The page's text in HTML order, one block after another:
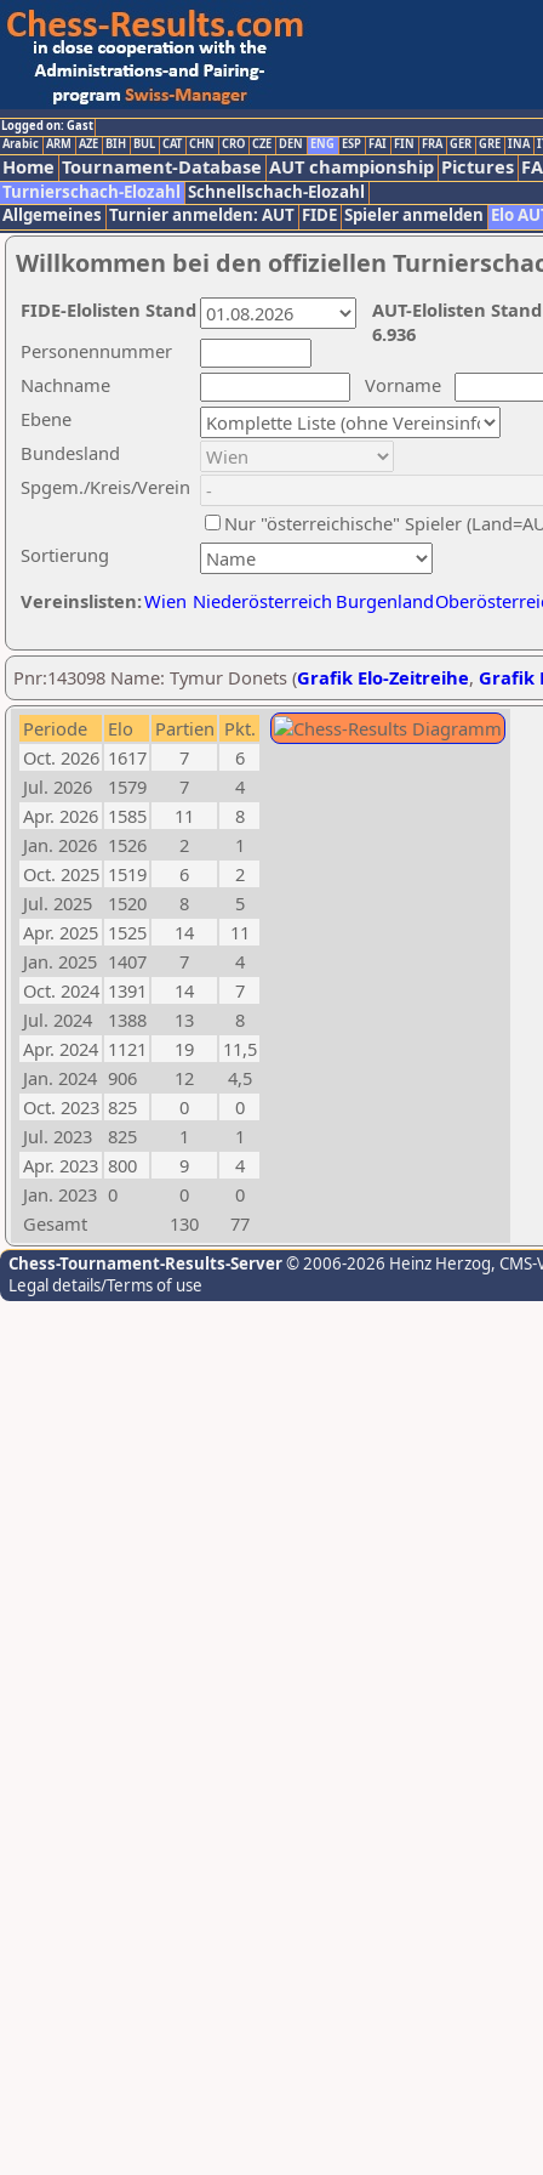
Logged on: Gast
Arabic ARM AZE BIH BUL CAT CHN CRO CZE DEN ENG ESP FAI FIN FRA GER GRE INA
Home Tournament-Database AUT championship Pictures
Turnierschach-Elozahl Schnellschach-Elozahl
Allgemeines Turnier anmelden: AUT FIDE Spieler anmelden Elo
Willkommen bei den offiziellen
Nachname
Vorname
Ebene
Sortierung
Personennummer
Bundesland
Spgem./Kreis/Verein
Nur "österreichische" Spieler
Vereinslisten:Wien Niederösterreich Burgenland
AUT-Elolisten
6.936
FIDE-Elolisten Stand
Pnr:143098 Name: Tymur Donets (Grafik Elo-Zeitreihe, Grafik
Periode Elo Partien Pkt.
Oct. 2026 1617 7
6
Jul. 2026
1579 7
4
Apr. 2026 1585 11
8
Jan. 2026 1526 2
1
Oct. 2025 1519 6
2
Jul. 2025
1520 8
5
Apr. 2025 1525 14
11
Jan. 2025 1407 7
4
Oct. 2024 1391 14
7
Jul. 2024
1388 13
8
Apr. 2024 1121 19
11,5
Jan. 2024 906 12
4,5
Oct. 2023 825 0
0
Jul. 2023
825 1
1
Apr. 2023 800 9
4
Jan. 2023 0 0
0
Gesamt
130 77
Chess-Tournament-Results-Server© 2006-2026 Heinz Herzog,
Legal details/Terms of use